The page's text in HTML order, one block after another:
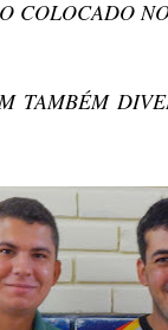
COLOCADO
TAMBÉM